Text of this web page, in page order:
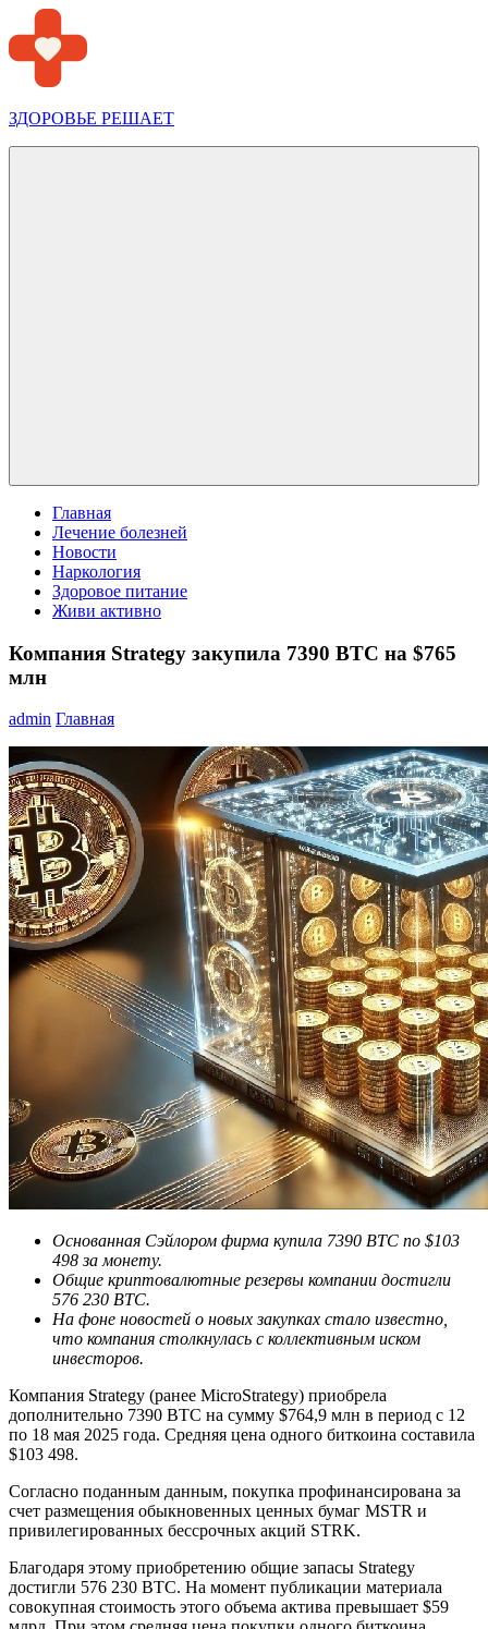
Перейти
к
содержимому
ЗДОРОВЬЕ РЕШАЕТ
Главная
Лечение болезней
Новости
Наркология
Здоровое питание
Живи активно
Компания Strategy закупила 7390 BTC на $765
млн
admin Главная
Основанная Сэйлором фирма купила 7390 BTC по $103
498 за монету.
Общие криптовалютные резервы компании достигли
576 230 BTC.
На фоне новостей о новых закупках стало известно,
что компания столкнулась с коллективным иском
инвесторов.
Компания Strategy (ранее MicroStrategy) приобрела
дополнительно 7390 BTC на сумму $764,9 млн в период с 12
по 18 мая 2025 года. Средняя цена одного биткоина составила
$103 498.
Согласно поданным данным, покупка профинансирована за
счет размещения обыкновенных ценных бумаг MSTR и
привилегированных бессрочных акций STRK.
Благодаря этому приобретению общие запасы Strategy
достигли 576 230 BTC. На момент публикации материала
совокупная стоимость этого объема актива превышает $59